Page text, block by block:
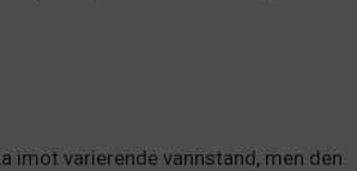
imot varierende vannstand, men den